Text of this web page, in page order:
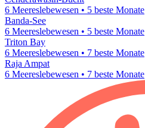
6 Meereslebewesen • 5 beste Monate
Banda-See
6 Meereslebewesen • 5 beste Monate
Triton Bay
6 Meereslebewesen • 7 beste Monate
Raja Ampat
6 Meereslebewesen • 7 beste Monate